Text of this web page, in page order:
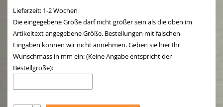
Lieferzeit: 1-2 Wochen
Die eingegebene Größe darf nicht größer sein als die oben im
Artikeltext angegebene Größe. Bestellungen mit falschen
Eingaben können wir nicht annehmen. Geben sie hier Ihr
Wunschmass in mm ein: (Keine Angabe entspricht der
Bestellgröße):